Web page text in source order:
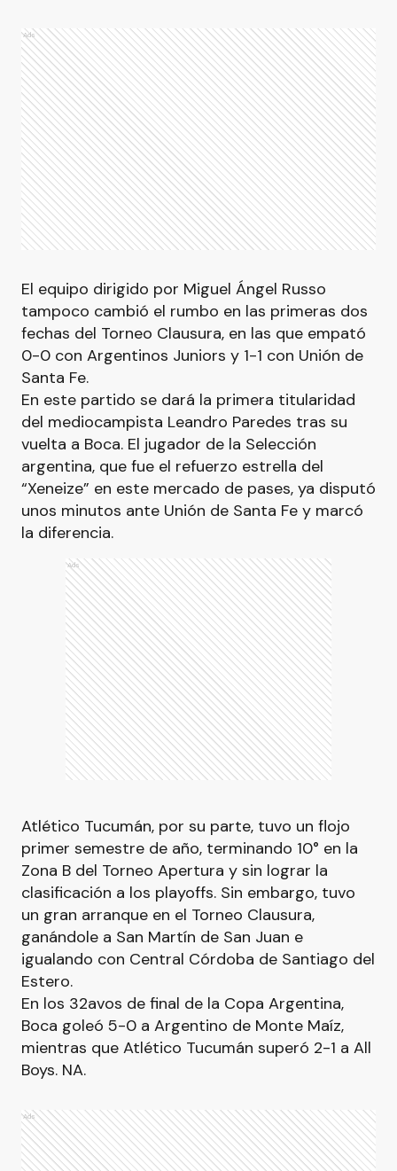
Ads
El equipo dirigido por Miguel Ángel Russo
tampoco cambió el rumbo en las primeras dos
fechas del Torneo Clausura, en las que empató
0-0 con Argentinos Juniors y 1-1 con Unión de
Santa Fe.
En este partido se dará la primera titularidad
del mediocampista Leandro Paredes tras su
vuelta a Boca. El jugador de la Selección
argentina, que fue el refuerzo estrella del
“Xeneize” en este mercado de pases, ya disputó
unos minutos ante Unión de Santa Fe y marcó
la diferencia.
Ads
Atlético Tucumán, por su parte, tuvo un flojo
primer semestre de año, terminando 10° en la
Zona B del Torneo Apertura y sin lograr la
clasificación a los playoffs. Sin embargo, tuvo
un gran arranque en el Torneo Clausura,
ganándole a San Martín de San Juan e
igualando con Central Córdoba de Santiago del
Estero.
En los 32avos de final de la Copa Argentina,
Boca goleó 5-0 a Argentino de Monte Maíz,
mientras que Atlético Tucumán superó 2-1 a All
Boys. NA.
Ads